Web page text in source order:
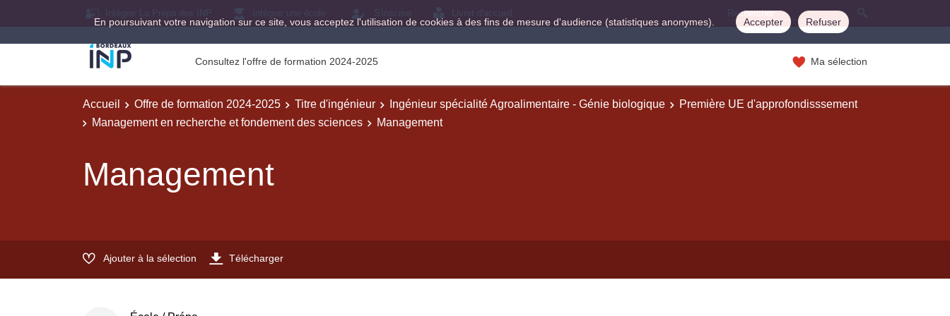
En poursuivant votre navigation sur ce site, vous acceptez l'utilisation de cookies à des fins de mesure d'audience (statistiques anonymes). Accepter Refuser
Consultez l'offre de formation 2024-2025 Ma sélection
Accueil Offre de formation 2024-2025 Titre d'ingénieur Ingénieur spécialité Agroalimentaire - Génie biologique
Première UE d'approfondisssement
Management en recherche et fondement des sciences
Management
Management
Ajouter à la sélection Télécharger